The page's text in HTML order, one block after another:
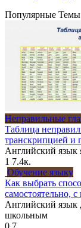
Популярные Темы
Неправильные
Таблица
транскрипцией и
Английский язык
1 7.4к.
Обучение языку
Как выбрать
самостоятельно,
Английский язык
школьным
0 7